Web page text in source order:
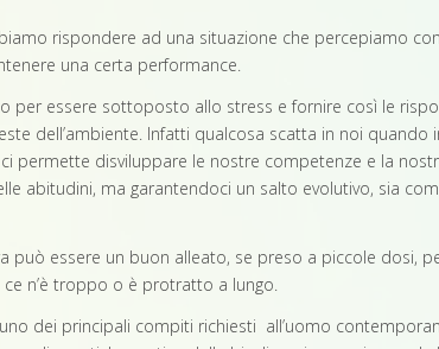
rispondere ad una situazione che percepiamo
una certa performance.
per essere sottoposto allo stress e fornire così le
dell’ambiente. Infatti qualcosa scatta in noi quando
permette disviluppare le nostre competenze e la
abitudini, ma garantendoci un salto evolutivo, sia
può essere un buon alleato, se preso a piccole dosi,
n’è troppo o è protratto a lungo.
dei principali compiti richiesti all’uomo